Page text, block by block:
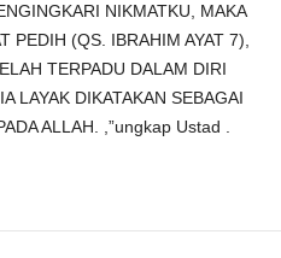
NIKMATKU, MAKA
PEDIH (QS. IBRAHIM AYAT 7),
TERPADU DALAM DIRI
LAYAK DIKATAKAN SEBAGAI
ALLAH. ,”ungkap Ustad .